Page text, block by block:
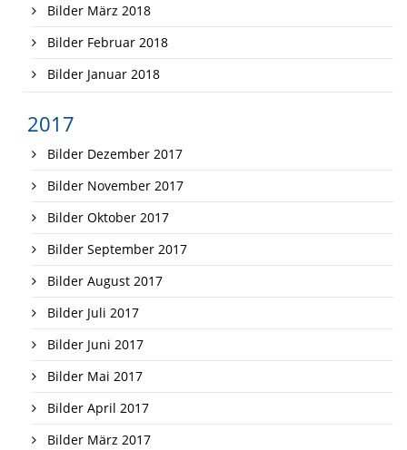
Bilder März 2018
Bilder Februar 2018
Bilder Januar 2018
2017
Bilder Dezember 2017
Bilder November 2017
Bilder Oktober 2017
Bilder September 2017
Bilder August 2017
Bilder Juli 2017
Bilder Juni 2017
Bilder Mai 2017
Bilder April 2017
Bilder März 2017